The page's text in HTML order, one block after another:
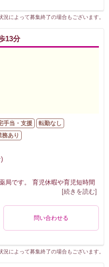
況によって募集終了の場合もございます。
13分
手当・支援
転勤なし
務あり
局です。 育児休暇や育児短時間
[続きを読む]
問い合わせる
況によって募集終了の場合もございます。